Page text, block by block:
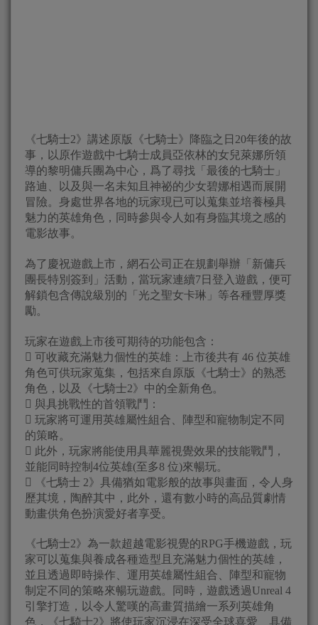
《七騎士2》講述原版《七騎士》降臨之日20年後的故
事，以原作遊戲中七騎士成員亞依林的女兒萊娜所領
導的黎明傭兵團為中心，爲了尋找「最後的七騎士」
路迪、以及與一名未知且神祕的少女碧娜相遇而展開
冒險。身處世界各地的玩家現已可以蒐集並培養極具
魅力的英雄角色，同時參與令人如有身臨其境之感的
電影故事。
為了慶祝遊戲上市，網石公司正在規劃舉辦「新傭兵
團長特別簽到」活動，當玩家連續7日登入遊戲，便可
解鎖包含傳說級別的「光之聖女卡琳」等各種豐厚獎
勵。
玩家在遊戲上市後可期待的功能包含：
 可收藏充滿魅力個性的英雄：上市後共有 46 位英雄
角色可供玩家蒐集，包括來自原版《七騎士》的熟悉
角色，以及《七騎士2》中的全新角色。
 與具挑戰性的首領戰鬥：
 玩家將可運用英雄屬性組合、陣型和寵物制定不同
的策略。
 此外，玩家將能使用具華麗視覺效果的技能戰鬥，
並能同時控制4位英雄(至多8 位)來暢玩。
 《七騎士 2》具備猶如電影般的故事與畫面，令人身
歷其境，陶醉其中，此外，還有數小時的高品質劇情
動畫供角色扮演愛好者享受。
《七騎士2》為一款超越電影視覺的RPG手機遊戲，玩
家可以蒐集與養成各種造型且充滿魅力個性的英雄，
並且透過即時操作、運用英雄屬性組合、陣型和寵物
制定不同的策略來暢玩遊戲。同時，遊戲透過Unreal 4
引擎打造，以令人驚嘆的高畫質描繪一系列英雄角
色，《七騎士2》將使玩家沉浸在深受全球喜愛、具備